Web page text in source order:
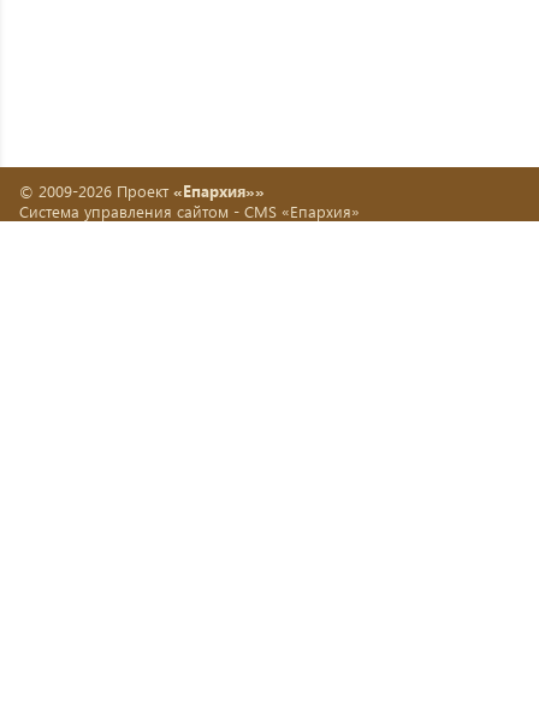
© 2009-2026 Проект «Епархия»»
Система управления сайтом - CMS «Епархия»